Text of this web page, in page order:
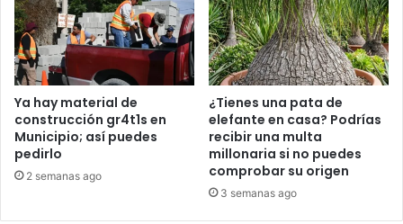
Ya hay material de
construcción gr4t1s en
Municipio; así puedes
pedirlo
2 semanas ago
¿Tienes una pata de
elefante en casa? Podrías
recibir una multa
millonaria si no puedes
comprobar su origen
3 semanas ago